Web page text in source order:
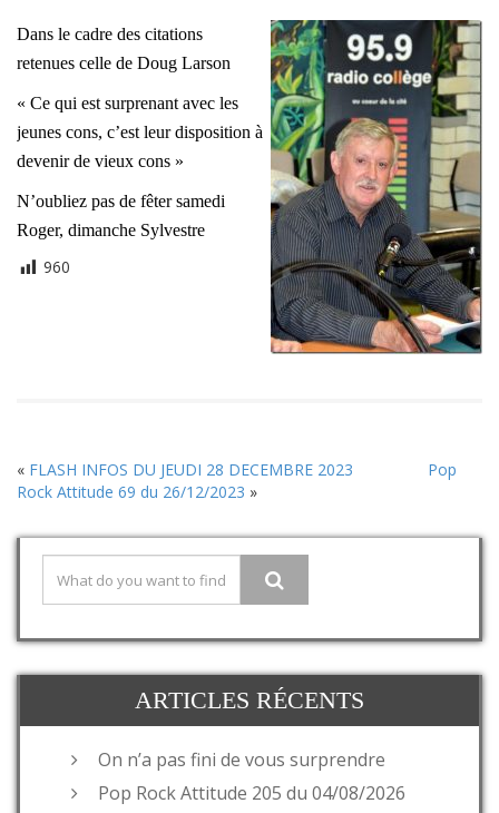
Dans le cadre des citations
retenues celle de Doug Larson
« Ce qui est surprenant avec les
jeunes cons, c’est leur disposition à
devenir de vieux cons »
N’oubliez pas de fêter samedi
Roger, dimanche Sylvestre
960
« FLASH INFOS DU JEUDI 28 DECEMBRE 2023
Pop
Rock Attitude 69 du 26/12/2023 »
ARTICLES RÉCENTS
On n’a pas fini de vous surprendre
Pop Rock Attitude 205 du 04/08/2026